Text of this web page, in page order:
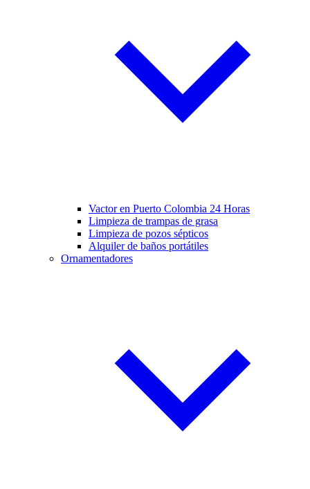
Vactor en Puerto Colombia 24 Horas
Limpieza de trampas de grasa
Limpieza de pozos sépticos
Alquiler de baños portátiles
Ornamentadores